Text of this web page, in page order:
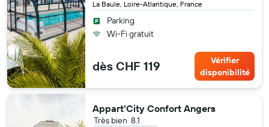
La Baule, Loire-Atlantique, France
Parking
Wi-Fi gratuit
dès CHF 119
Vérifier
disponibilité
Appart'City Confort Angers
8.1
Très bien